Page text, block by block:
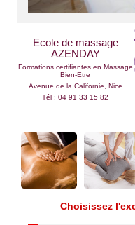
Ecole de massage
AZENDAY
Formations certifiantes en Massage
Bien-Etre
Avenue de la Californie, Nice
Tél : 04 91 33 15 82
Choisissez